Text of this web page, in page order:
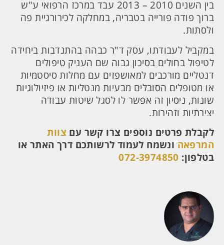
בין השנים 2010 – 2013 עבד במרכז הרפואי ע"ש
ברוך פודה פורייה בטבריה, במחלקה לכירורגיית פה
ולסתות.
במקביל לעבודתו, עסק ד"ר כבהה בהתנדבות ביחידה
לטיפול בחולים בסיכון גבוה שם העניק טיפולים
דנטליים מורכבים למאושפזים עם מחלות סיסטמיות
או מטופלים הסובלים מבעיות מנטליות או פיזיולוגיות
שונות, ניסיון זה אפשר לו לסגל שיטות עבודה
יצירתיות וזהירות.
לקבלת פרטים נוספים צרו קשר עם צוות
המרפאה ונשמח לעמוד לרשותכם דרך האתר או
בטלפון: 072-3974850